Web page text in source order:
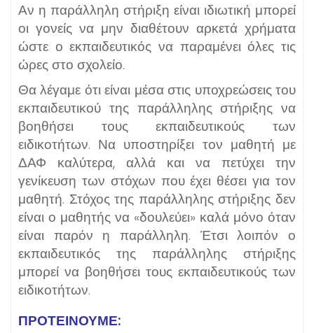
Αν η παράλληλη στήριξη είναι ιδιωτική μπορεί
οι γονείς να μην διαθέτουν αρκετά χρήματα
ώστε ο εκπαιδευτικός να παραμένει όλες τις
ώρες στο σχολείο.
Θα λέγαμε ότι είναι μέσα στις υποχρεώσεις του
εκπαιδευτικού της παράλληλης στήριξης να
βοηθήσει τους εκπαιδευτικούς των
ειδικοτήτων. Να υποστηρίξει τον μαθητή με
ΔΑΦ καλύτερα, αλλά και να πετύχει την
γενίκευση των στόχων που έχει θέσει για τον
μαθητή. Στόχος της παράλληλης στήριξης δεν
είναι ο μαθητής να «δουλεύει» καλά μόνο όταν
είναι παρόν η παράλληλη. Έτσι λοιπόν ο
εκπαιδευτικός της παράλληλης στήριξης
μπορεί να βοηθήσει τους εκπαιδευτικούς των
ειδικοτήτων.
ΠΡΟΤΕΊΝΟΥΜΕ: